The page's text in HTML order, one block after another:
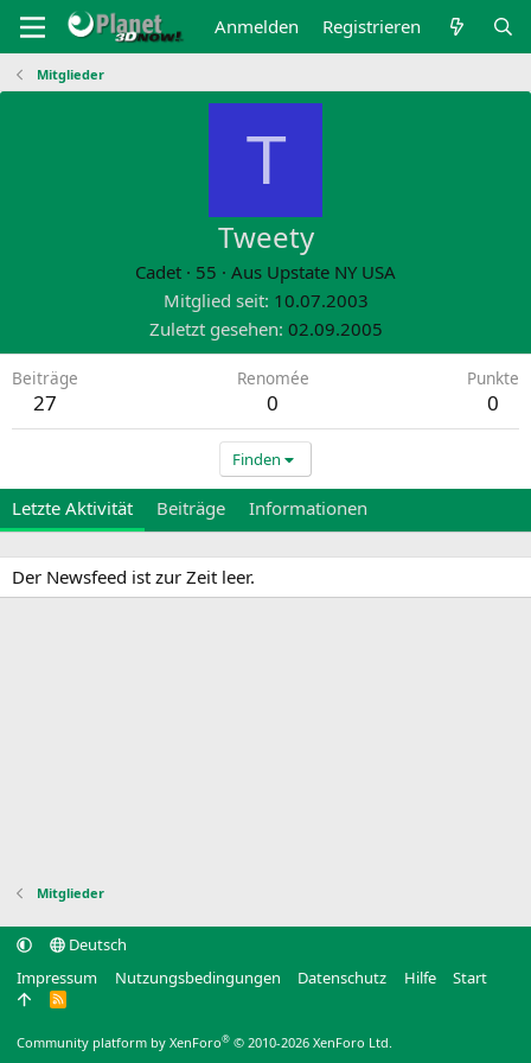
Anmelden Registrieren
Mitglieder
T
Tweety
Cadet · 55 · Aus Upstate NY USA
Mitglied seit 10.07.2003
Zuletzt gesehen 02.09.2005
Beiträge
27
Renomée
0
Punkte
0
Finden
Letzte Aktivität Beiträge Informationen
Der Newsfeed ist zur Zeit leer.
Mitglieder
Deutsch
Impressum
Nutzungsbedingungen Datenschutz Hilfe Start
R
Community platform by XenForo® © 2010-2026 XenForo Ltd.